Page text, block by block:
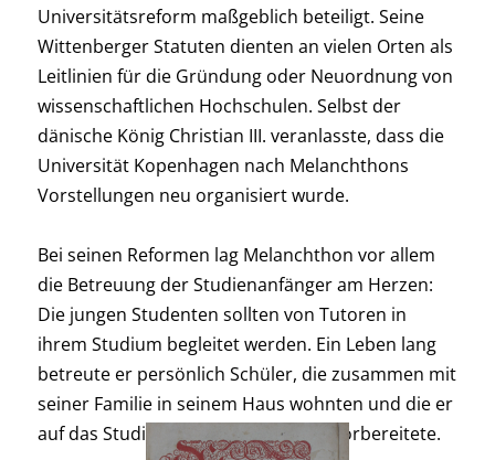
Universitätsreform maßgeblich beteiligt. Seine
Wittenberger Statuten dienten an vielen Orten als
Leitlinien für die Gründung oder Neuordnung von
wissenschaftlichen Hochschulen. Selbst der
dänische König Christian III. veranlasste, dass die
Universität Kopenhagen nach Melanchthons
Vorstellungen neu organisiert wurde.
Bei seinen Reformen lag Melanchthon vor allem
die Betreuung der Studienanfänger am Herzen:
Die jungen Studenten sollten von Tutoren in
ihrem Studium begleitet werden. Ein Leben lang
betreute er persönlich Schüler, die zusammen mit
seiner Familie in seinem Haus wohnten und die er
auf das Studium an der Universität vorbereitete.